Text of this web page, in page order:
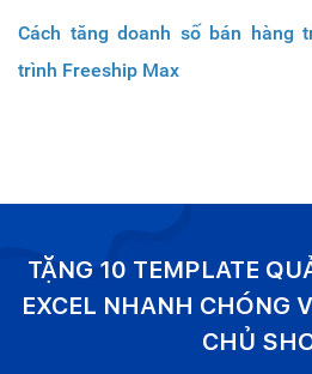
Cách tăng doanh số bán hàng
trình Freeship Max
TẶNG 10 TEMPLATE
EXCEL NHANH CHÓNG
CHỦ